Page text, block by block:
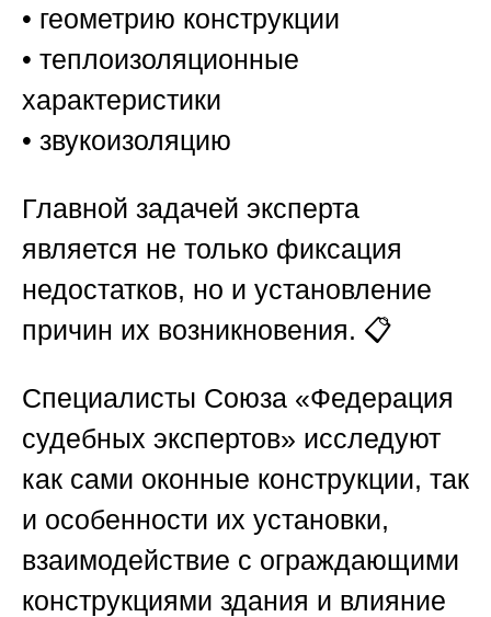
• геометрию конструкции
• теплоизоляционные
характеристики
• звукоизоляцию
Главной задачей эксперта
является не только фиксация
недостатков, но и установление
причин их возникновения. 📋
Специалисты Союза «Федерация
судебных экспертов» исследуют
как сами оконные конструкции, так
и особенности их установки,
взаимодействие с ограждающими
конструкциями здания и влияние